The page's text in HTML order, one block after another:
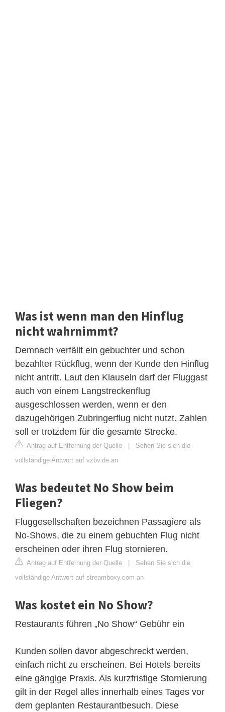
Was ist wenn man den Hinflug
nicht wahrnimmt?
Demnach verfällt ein gebuchter und schon
bezahlter Rückflug, wenn der Kunde den Hinflug
nicht antritt. Laut den Klauseln darf der Fluggast
auch von einem Langstreckenflug
ausgeschlossen werden, wenn er den
dazugehörigen Zubringerflug nicht nutzt. Zahlen
soll er trotzdem für die gesamte Strecke.
Antrag auf Entfernung der Quelle | Sehen Sie sich die
vollständige Antwort auf vzbv.de an
Was bedeutet No Show beim
Fliegen?
Fluggesellschaften bezeichnen Passagiere als
No-Shows, die zu einem gebuchten Flug nicht
erscheinen oder ihren Flug stornieren.
Antrag auf Entfernung der Quelle | Sehen Sie sich die
vollständige Antwort auf streamboxy.com an
Was kostet ein No Show?
Restaurants führen „No Show“ Gebühr ein
Kunden sollen davor abgeschreckt werden,
einfach nicht zu erscheinen. Bei Hotels bereits
eine gängige Praxis. Als kurzfristige Stornierung
gilt in der Regel alles innerhalb eines Tages vor
dem geplanten Restaurantbesuch. Diese